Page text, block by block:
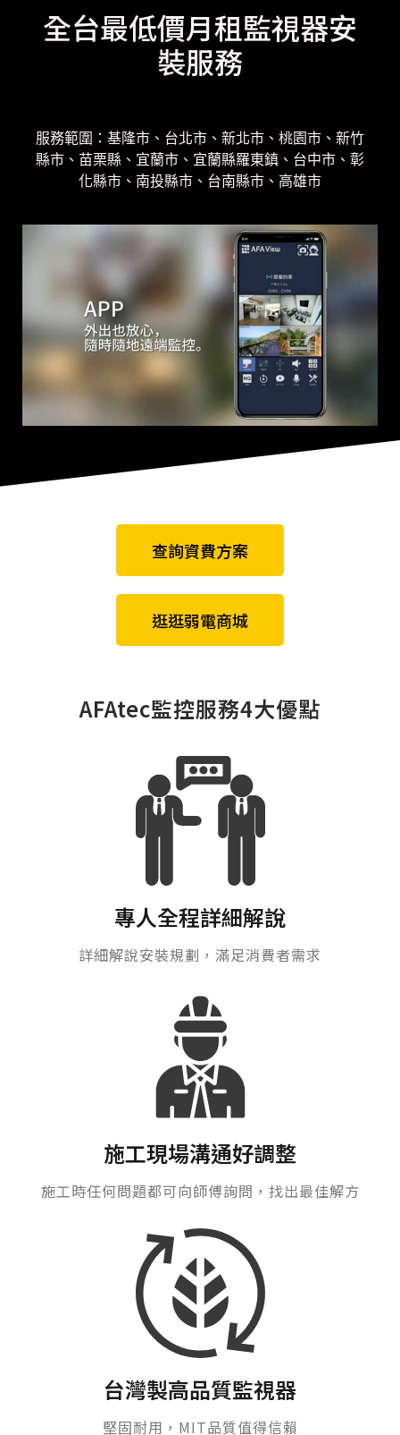
全台最低價月租監視器安
裝服務
服務範圍：基隆市、台北市、新北市、桃園市、新竹
縣市、苗栗縣、宜蘭市、宜蘭縣羅東鎮、台中市、彰
化縣市、南投縣市、台南縣市、高雄市
查詢資費方案
逛逛弱電商城
AFAtec監控服務4大優點
專人全程詳細解說
詳細解說安裝規劃，滿足消費者需求
施工現場溝通好調整
施工時任何問題都可向師傅詢問，找出最佳解方
台灣製高品質監視器
堅固耐用，MIT品質值得信賴